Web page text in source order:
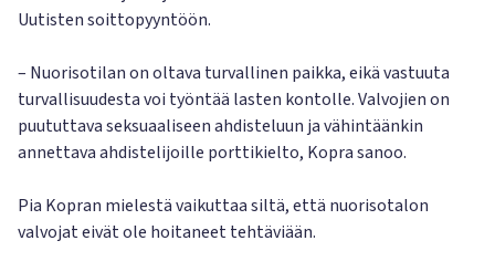
Uutisten soittopyyntöön.
– Nuorisotilan on oltava turvallinen paikka, eikä vastuuta
turvallisuudesta voi työntää lasten kontolle. Valvojien on
puututtava seksuaaliseen ahdisteluun ja vähintäänkin
annettava ahdistelijoille porttikielto, Kopra sanoo.
Pia Kopran mielestä vaikuttaa siltä, että nuorisotalon
valvojat eivät ole hoitaneet tehtäviään.